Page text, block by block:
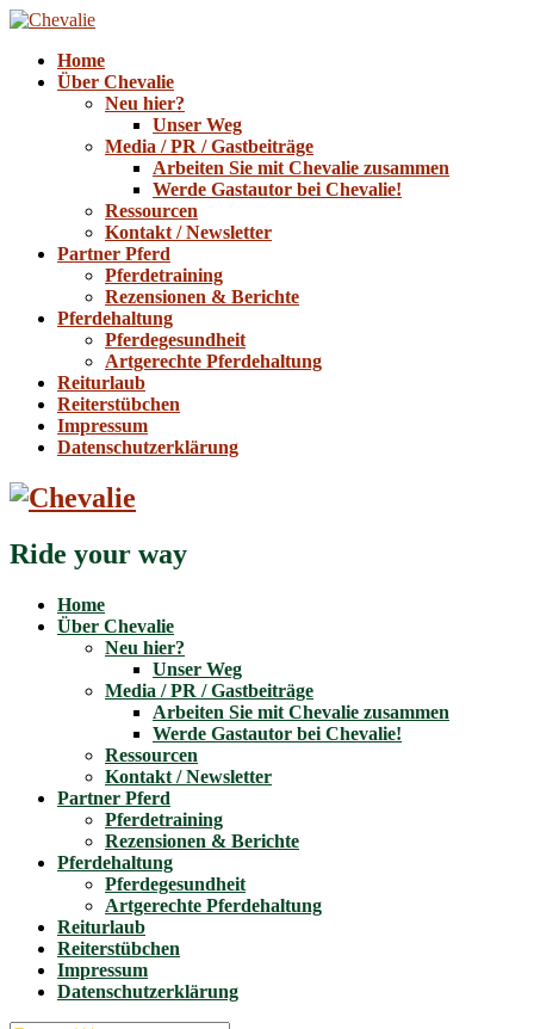
Home
Über Chevalie
Neu hier?
Unser Weg
Media / PR / Gastbeiträge
Arbeiten Sie mit Chevalie zusammen
Werde Gastautor bei Chevalie!
Ressourcen
Kontakt / Newsletter
Partner Pferd
Pferdetraining
Rezensionen & Berichte
Pferdehaltung
Pferdegesundheit
Artgerechte Pferdehaltung
Reiturlaub
Reiterstübchen
Impressum
Datenschutzerklärung
Ride your way
Home
Über Chevalie
Neu hier?
Unser Weg
Media / PR / Gastbeiträge
Arbeiten Sie mit Chevalie zusammen
Werde Gastautor bei Chevalie!
Ressourcen
Kontakt / Newsletter
Partner Pferd
Pferdetraining
Rezensionen & Berichte
Pferdehaltung
Pferdegesundheit
Artgerechte Pferdehaltung
Reiturlaub
Reiterstübchen
Impressum
Datenschutzerklärung